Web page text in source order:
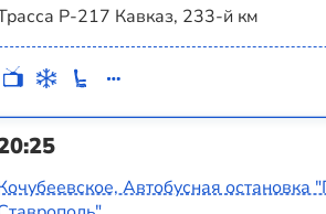
Р-217 Кавказ, 233-й км
Автобусная остановка